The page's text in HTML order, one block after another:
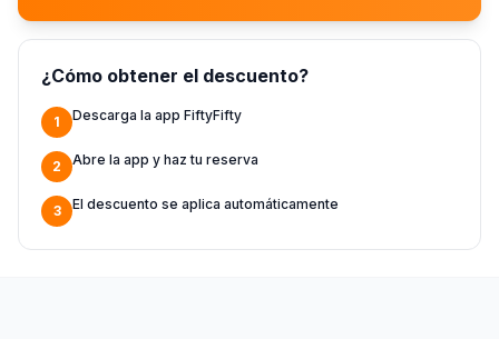
¿Cómo obtener el descuento?
1 Descarga la app FiftyFifty
2 Abre la app y haz tu reserva
3 El descuento se aplica automáticamente